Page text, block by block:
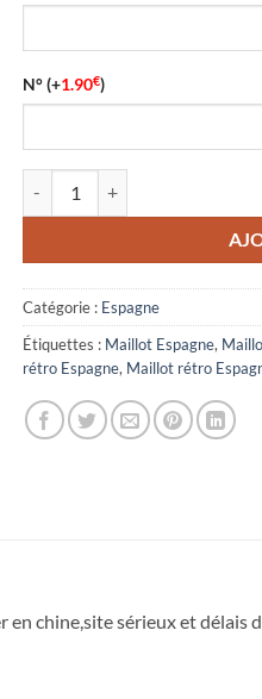
N°(+1.90€)
quantité de Maillot Rétro
Catégorie : Espagne
Étiquettes : Maillot Espagne,
rétro Espagne, Maillot rétro
en chine,site sérieux et